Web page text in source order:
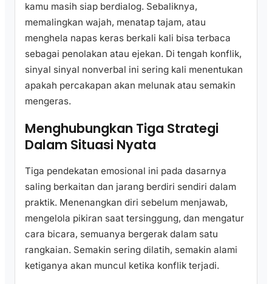
kamu masih siap berdialog. Sebaliknya,
memalingkan wajah, menatap tajam, atau
menghela napas keras berkali kali bisa terbaca
sebagai penolakan atau ejekan. Di tengah konflik,
sinyal sinyal nonverbal ini sering kali menentukan
apakah percakapan akan melunak atau semakin
mengeras.
Menghubungkan Tiga Strategi
Dalam Situasi Nyata
Tiga pendekatan emosional ini pada dasarnya
saling berkaitan dan jarang berdiri sendiri dalam
praktik. Menenangkan diri sebelum menjawab,
mengelola pikiran saat tersinggung, dan mengatur
cara bicara, semuanya bergerak dalam satu
rangkaian. Semakin sering dilatih, semakin alami
ketiganya akan muncul ketika konflik terjadi.